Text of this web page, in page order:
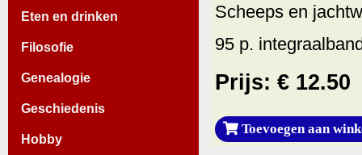
Eten en drinken
Filosofie
Genealogie
Geschiedenis
Hobby
Scheeps en
95 p.
Prijs: € 12.50
Toevoegen aan